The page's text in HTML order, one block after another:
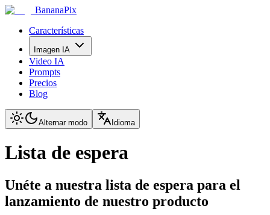
BananaPix
Características
Imagen IA
Video IA
Prompts
Precios
Blog
Alternar modo Idioma
Lista de espera
Unéte a nuestra lista de espera para el
lanzamiento de nuestro producto